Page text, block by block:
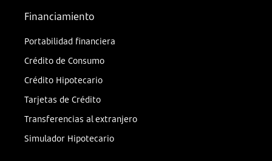
Financiamiento
Portabilidad financiera
Crédito de Consumo
Crédito Hipotecario
Tarjetas de Crédito
Transferencias al extranjero
Simulador Hipotecario